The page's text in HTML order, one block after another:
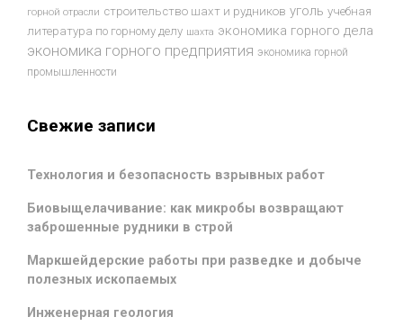
горной отрасли строительство шахт и рудников уголь учебная
литература по горному делу шахта экономика горного дела
экономика горного предприятия экономика горной
промышленности
Свежие записи
Технология и безопасность взрывных работ
Биовыщелачивание: как микробы возвращают
заброшенные рудники в строй
Маркшейдерские работы при разведке и добыче
полезных ископаемых
Инженерная геология